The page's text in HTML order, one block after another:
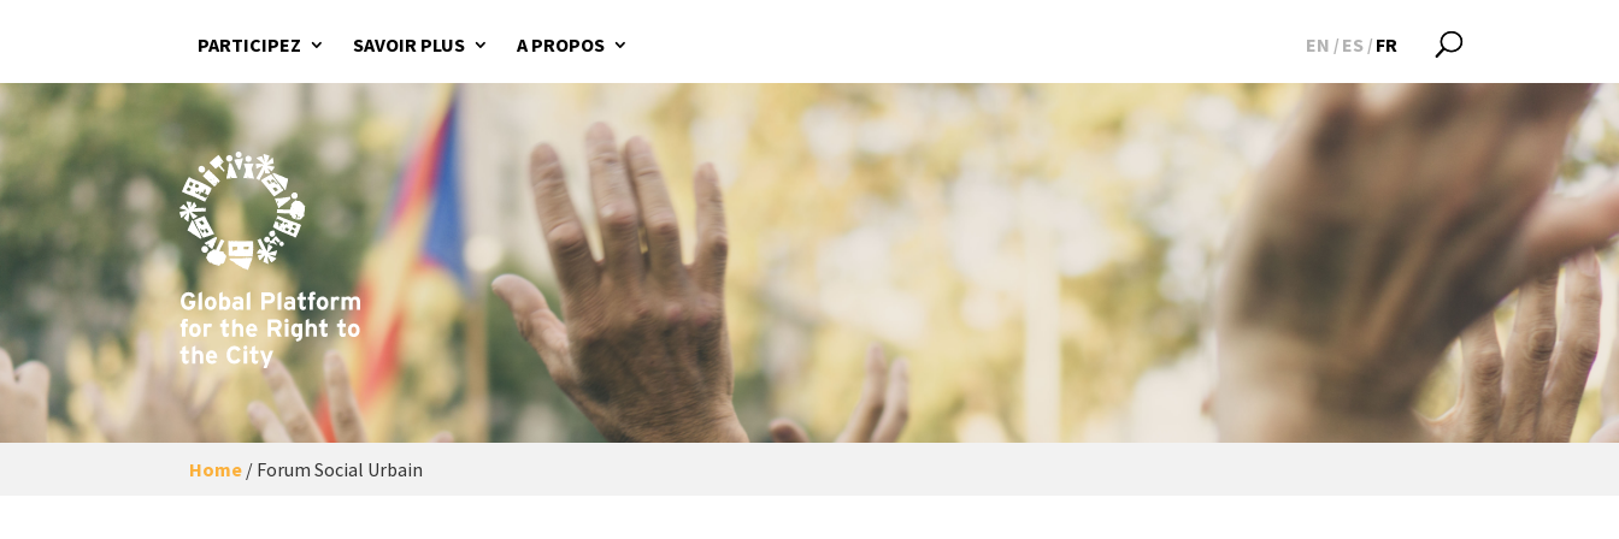
PARTICIPEZ SAVOIR PLUS A PROPOS EN ES FR
Home / Forum Social Urbain